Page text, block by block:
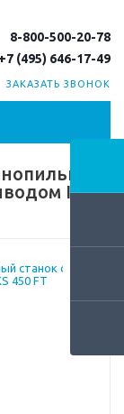
8-800-500-20-78
+7 (495) 646-17-49
ЗАКАЗАТЬ ЗВОНОК
IMET